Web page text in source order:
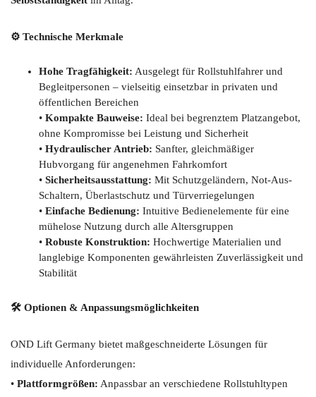
⚙️ Technische Merkmale
Hohe Tragfähigkeit: Ausgelegt für Rollstuhlfahrer und
Begleitpersonen – vielseitig einsetzbar in privaten und
öffentlichen Bereichen
• Kompakte Bauweise: Ideal bei begrenztem Platzangebot,
ohne Kompromisse bei Leistung und Sicherheit
• Hydraulischer Antrieb: Sanfter, gleichmäßiger
Hubvorgang für angenehmen Fahrkomfort
• Sicherheitsausstattung: Mit Schutzgeländern, Not-Aus-
Schaltern, Überlastschutz und Türverriegelungen
• Einfache Bedienung: Intuitive Bedienelemente für eine
mühelose Nutzung durch alle Altersgruppen
• Robuste Konstruktion: Hochwertige Materialien und
langlebige Komponenten gewährleisten Zuverlässigkeit und
Stabilität
🛠️ Optionen & Anpassungsmöglichkeiten
OND Lift Germany bietet maßgeschneiderte Lösungen für
individuelle Anforderungen:
• Plattformgrößen: Anpassbar an verschiedene Rollstuhltypen